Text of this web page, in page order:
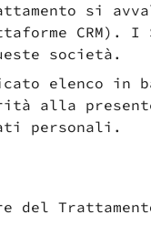
si
CRM).
società.
elenco in
alla
personali.
del